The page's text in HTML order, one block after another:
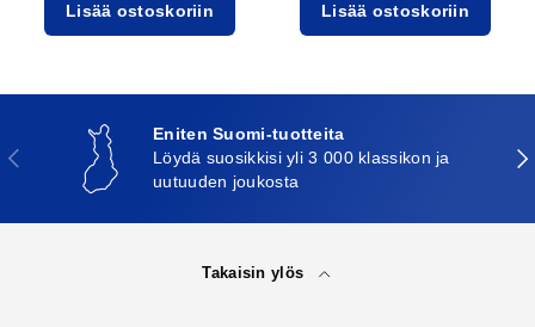
Lisää ostoskoriin Lisää ostoskoriin
Edellinen
Eniten Suomi-tuotteita
Löydä suosikkisi yli 3 000 klassikon ja
uutuuden joukosta
Takaisin ylös